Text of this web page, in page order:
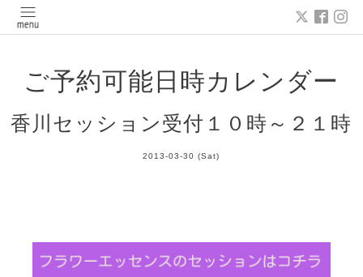
ご予約可能日時カレンダー
香川セッション受付１０時～２１時
2013-03-30 (Sat)